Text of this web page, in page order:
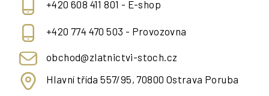
+420 608 411 801 - E-shop
+420 774 470 503 - Provozovna
obchod@zlatnictvi-stoch.cz
Hlavní třída 557/95, 70800 Ostrava Poruba